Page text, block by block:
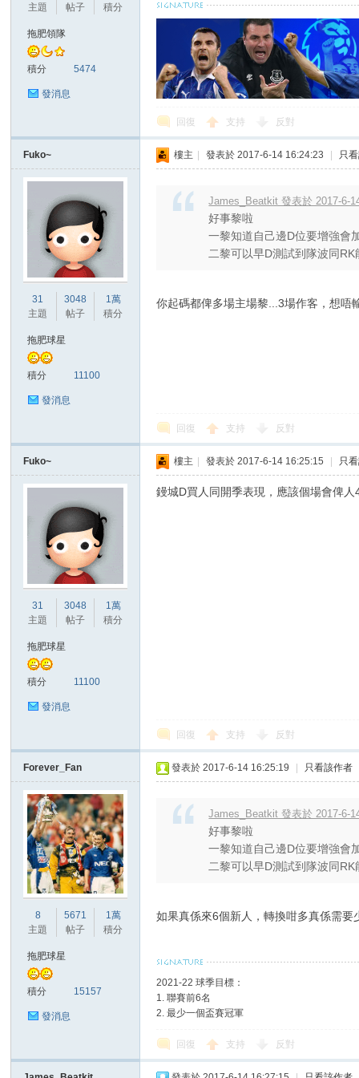
主題 帖子 積分
拖肥領隊
積分 5474
發消息
回復 支持 反對
Fuko~
31
主題
3048
帖子
1萬
積分
拖肥球星
積分 11100
發消息
樓主 發表於 2017-6-14 16:24:23 只
James_Beatkit 發表於 2017-6-
好事黎啦
一黎知道自己邊D位要增強會
二黎可以早D測試到隊波同RK
你起碼都俾多場主場黎...3場作客，想唔
回復 支持 反對
Fuko~
31
主題
3048
帖子
1萬
積分
拖肥球星
積分 11100
發消息
樓主 發表於 2017-6-14 16:25:15 只
鏝城D買人同開季表現，應該個場會俾人
回復 支持 反對
Forever_Fan
8
主題
5671
帖子
1萬
積分
拖肥球星
積分 15157
發消息
發表於 2017-6-14 16:25:19 只看該作者
James_Beatkit 發表於 2017-6-
好事黎啦
一黎知道自己邊D位要增強會
二黎可以早D測試到隊波同RK
如果真係來6個新人，轉換咁多真係需
2021-22 球季目標：
1. 聯賽前6名
2. 最少一個盃賽冠軍
回復 支持 反對